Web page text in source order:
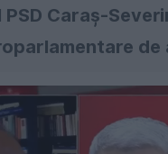
Caraș-
de